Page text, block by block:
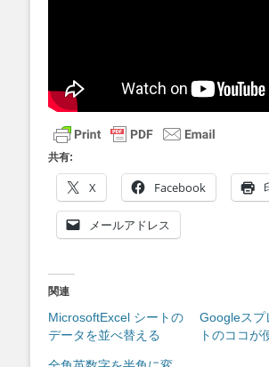
共有:
X Facebook
メールアドレス
関連
MicrosoftExcel シートの
データを並べ替える
Googleスプ
トのココが